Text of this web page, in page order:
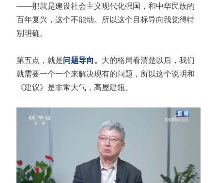
——那就是建设社会主义现代化强国，和中华民族的
百年复兴，这个不能动。所以这个目标导向我觉得特
别明确。
第五点，就是问题导向。 大的格局看清楚以后，我们
就需要一个一个来解决现有的问题，所以这个说明和
《建议》是非常大气，高屋建瓴。